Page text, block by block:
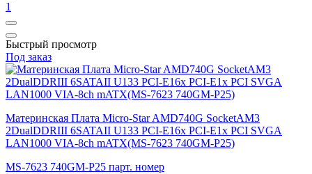
1
Быстрый просмотр
Под заказ
Материнская Плата Micro-Star AMD740G SocketAM3
2DualDDRIII 6SATAII U133 PCI-E16x PCI-E1x PCI SVGA
LAN1000 VIA-8ch mATX(MS-7623 740GM-P25)
MS-7623 740GM-P25 парт. номер